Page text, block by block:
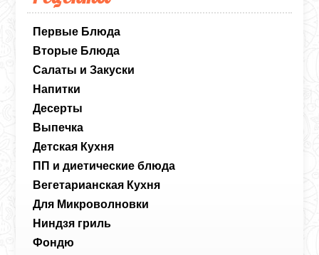
Первые Блюда
Вторые Блюда
Салаты и Закуски
Напитки
Десерты
Выпечка
Детская Кухня
ПП и диетические блюда
Вегетарианская Кухня
Для Микроволновки
Ниндзя гриль
Фондю